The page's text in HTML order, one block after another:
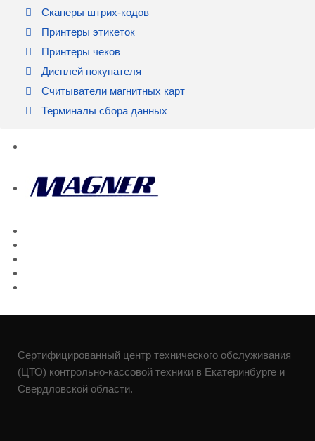
Сканеры штрих-кодов
Принтеры этикеток
Принтеры чеков
Дисплей покупателя
Считыватели магнитных карт
Терминалы сбора данных
Сертифицированный центр технического обслуживания
(ЦТО) контрольно-кассовой техники в Екатеринбурге и
Свердловской области.